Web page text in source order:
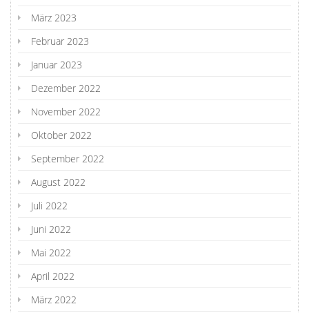
März 2023
Februar 2023
Januar 2023
Dezember 2022
November 2022
Oktober 2022
September 2022
August 2022
Juli 2022
Juni 2022
Mai 2022
April 2022
März 2022